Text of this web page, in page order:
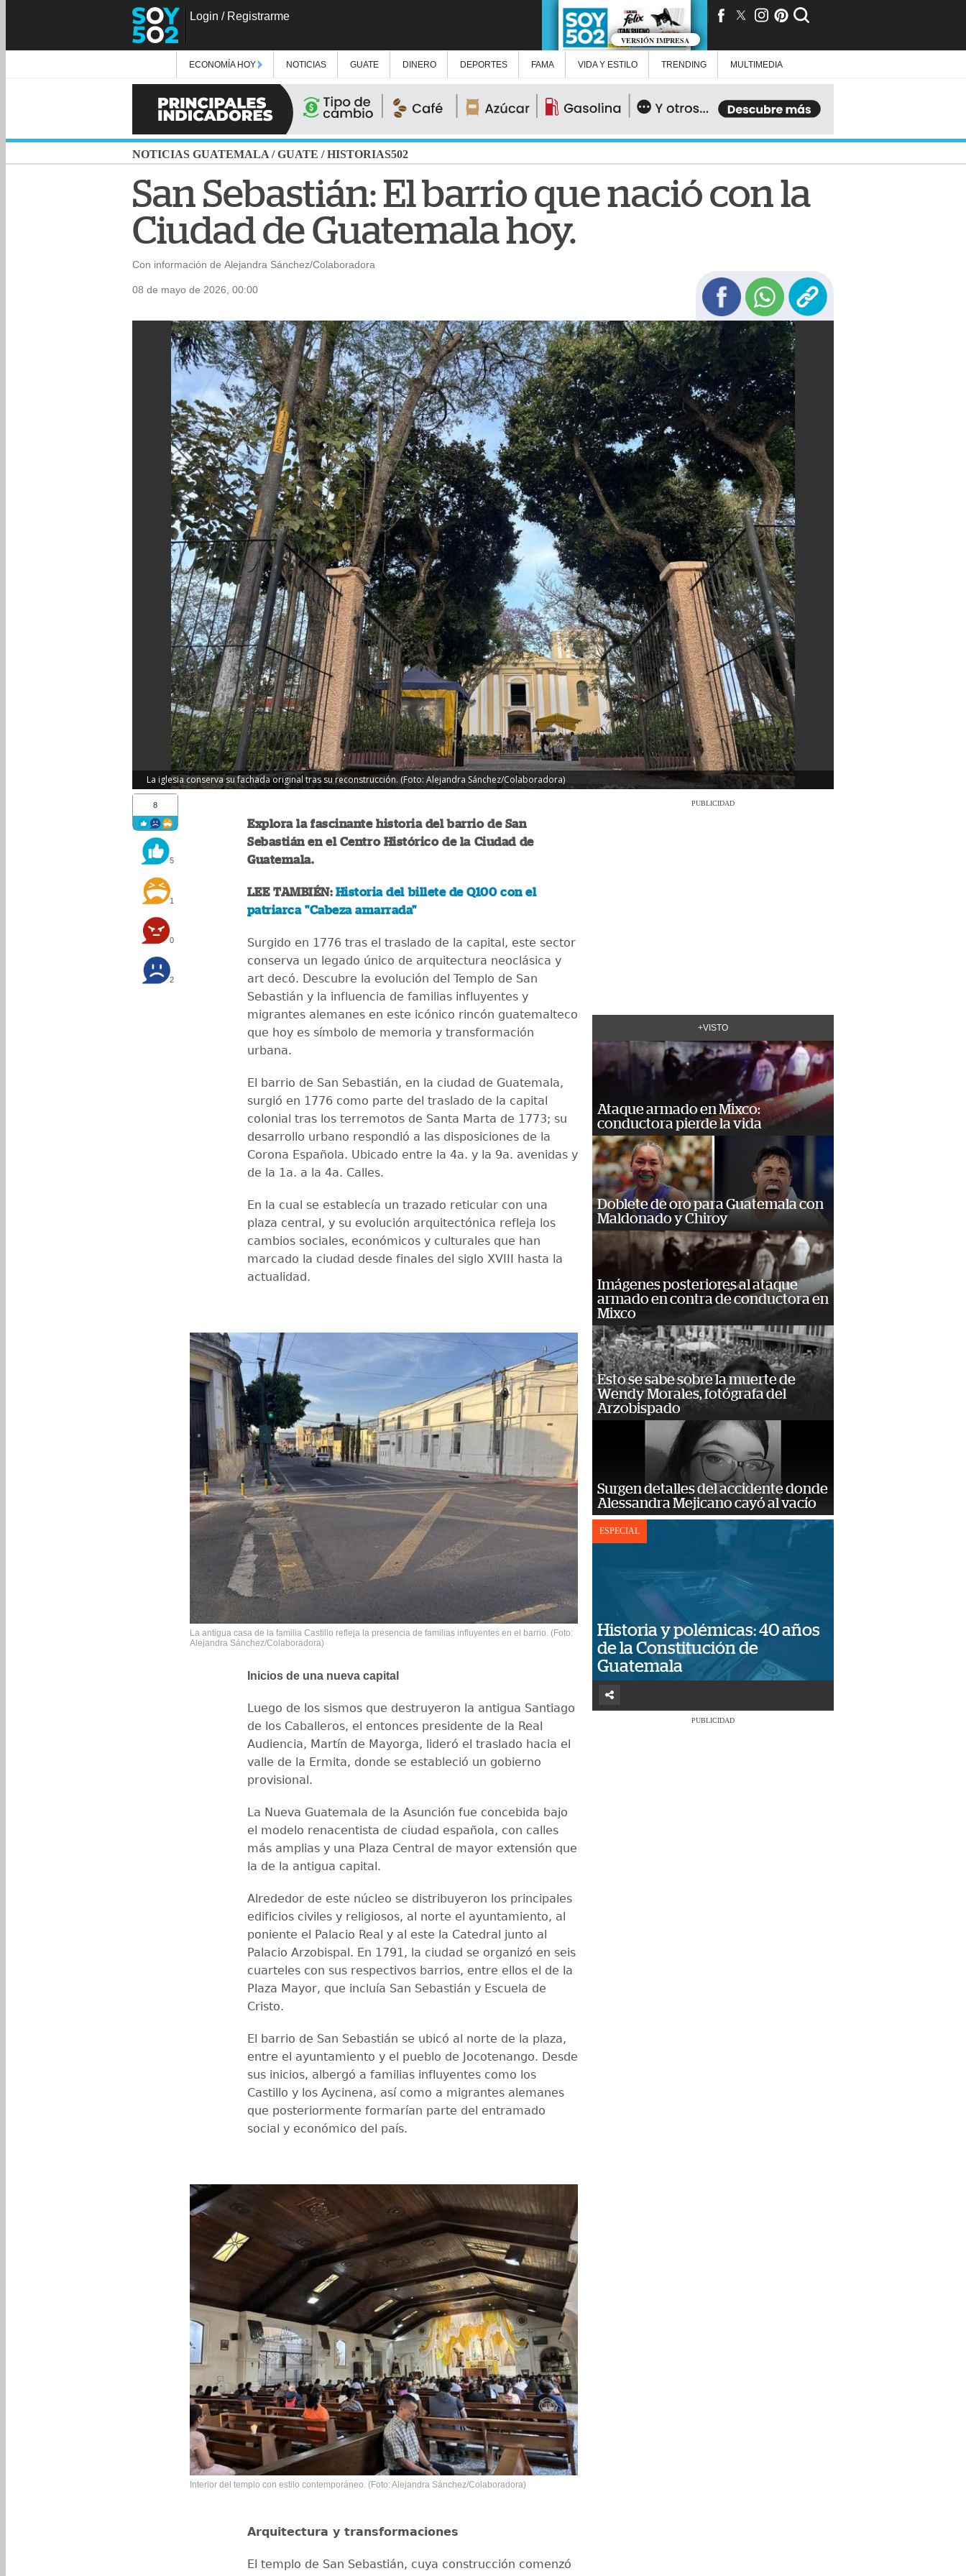
Login / Registrarme
VERSIÓN IMPRESA
ECONOMÍA HOY NOTICIAS GUATE DINERO DEPORTES FAMA VIDA Y ESTILO TRENDING MULTIMEDIA
NOTICIAS GUATEMALA /GUATE /HISTORIAS502
San Sebastián: El barrio que nació con la
Ciudad de Guatemala hoy.
Con información de Alejandra Sánchez/Colaboradora
08 de mayo de 2026, 00:00
La iglesia conserva su fachada original tras su reconstrucción. (Foto: Alejandra Sánchez/Colaboradora)
8
5
1
0
2
Explora la fascinante historia del barrio de San
Sebastián en el Centro Histórico de la Ciudad de
Guatemala.
LEE TAMBIÉN: Historia del billete de Q100 con el
patriarca "Cabeza amarrada"
Surgido en 1776 tras el traslado de la capital, este sector
conserva un legado único de arquitectura neoclásica y
art decó. Descubre la evolución del Templo de San
Sebastián y la influencia de familias influyentes y
migrantes alemanes en este icónico rincón guatemalteco
que hoy es símbolo de memoria y transformación
urbana.
El barrio de San Sebastián, en la ciudad de Guatemala,
surgió en 1776 como parte del traslado de la capital
colonial tras los terremotos de Santa Marta de 1773; su
desarrollo urbano respondió a las disposiciones de la
Corona Española. Ubicado entre la 4a. y la 9a. avenidas y
de la 1a. a la 4a. Calles.
En la cual se establecía un trazado reticular con una
plaza central, y su evolución arquitectónica refleja los
cambios sociales, económicos y culturales que han
marcado la ciudad desde finales del siglo XVIII hasta la
actualidad.
La antigua casa de la familia Castillo refleja la presencia de familias influyentes en el barrio. (Foto:
Alejandra Sánchez/Colaboradora)
Inicios de una nueva capital
Luego de los sismos que destruyeron la antigua Santiago
de los Caballeros, el entonces presidente de la Real
Audiencia, Martín de Mayorga, lideró el traslado hacia el
valle de la Ermita, donde se estableció un gobierno
provisional.
La Nueva Guatemala de la Asunción fue concebida bajo
el modelo renacentista de ciudad española, con calles
más amplias y una Plaza Central de mayor extensión que
la de la antigua capital.
Alrededor de este núcleo se distribuyeron los principales
edificios civiles y religiosos, al norte el ayuntamiento, al
poniente el Palacio Real y al este la Catedral junto al
Palacio Arzobispal. En 1791, la ciudad se organizó en seis
cuarteles con sus respectivos barrios, entre ellos el de la
Plaza Mayor, que incluía San Sebastián y Escuela de
Cristo.
El barrio de San Sebastián se ubicó al norte de la plaza,
entre el ayuntamiento y el pueblo de Jocotenango. Desde
sus inicios, albergó a familias influyentes como los
Castillo y los Aycinena, así como a migrantes alemanes
que posteriormente formarían parte del entramado
social y económico del país.
Interior del templo con estilo contemporáneo. (Foto: Alejandra Sánchez/Colaboradora)
Arquitectura y transformaciones
El templo de San Sebastián, cuya construcción comenzó
PUBLICIDAD
+VISTO
Ataque armado en Mixco:
conductora pierde la vida
Doblete de oro para Guatemala con
Maldonado y Chiroy
Imágenes posteriores al ataque
armado en contra de conductora en
Mixco
Esto se sabe sobre la muerte de
Wendy Morales, fotógrafa del
Arzobispado
Surgen detalles del accidente donde
Alessandra Mejicano cayó al vacío
ESPECIAL
Historia y polémicas: 40 años
de la Constitución de
Guatemala
PUBLICIDAD